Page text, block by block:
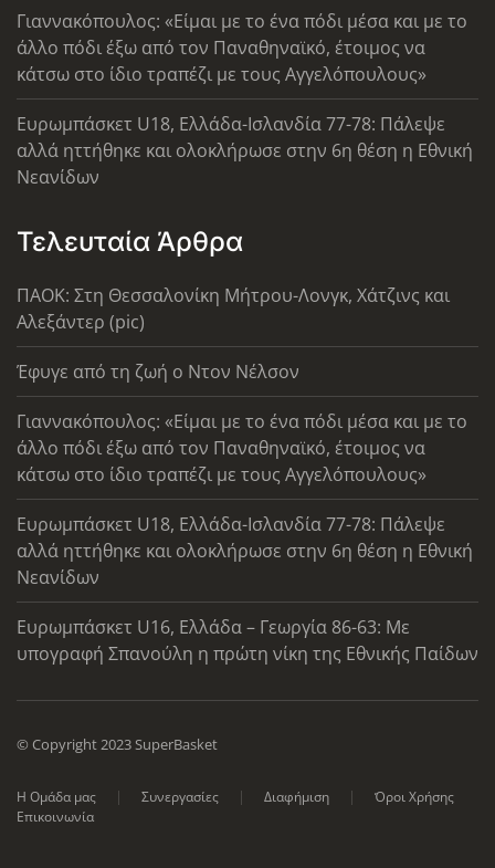
Γιαννακόπουλος: «Είμαι με το ένα πόδι μέσα και με το
άλλο πόδι έξω από τον Παναθηναϊκό, έτοιμος να
κάτσω στο ίδιο τραπέζι με τους Αγγελόπουλους»
Ευρωμπάσκετ U18, Ελλάδα-Ισλανδία 77-78: Πάλεψε
αλλά ηττήθηκε και ολοκλήρωσε στην 6η θέση η Εθνική
Νεανίδων
Τελευταία Άρθρα
ΠΑΟΚ: Στη Θεσσαλονίκη Μήτρου-Λονγκ, Χάτζινς και
Αλεξάντερ (pic)
Έφυγε από τη ζωή ο Ντον Νέλσον
Γιαννακόπουλος: «Είμαι με το ένα πόδι μέσα και με το
άλλο πόδι έξω από τον Παναθηναϊκό, έτοιμος να
κάτσω στο ίδιο τραπέζι με τους Αγγελόπουλους»
Ευρωμπάσκετ U18, Ελλάδα-Ισλανδία 77-78: Πάλεψε
αλλά ηττήθηκε και ολοκλήρωσε στην 6η θέση η Εθνική
Νεανίδων
Ευρωμπάσκετ U16, Ελλάδα – Γεωργία 86-63: Με
υπογραφή Σπανούλη η πρώτη νίκη της Εθνικής Παίδων
© Copyright 2023 SuperBasket
Η Ομάδα μας Συνεργασίες Διαφήμιση
Όροι Χρήσης
Επικοινωνία